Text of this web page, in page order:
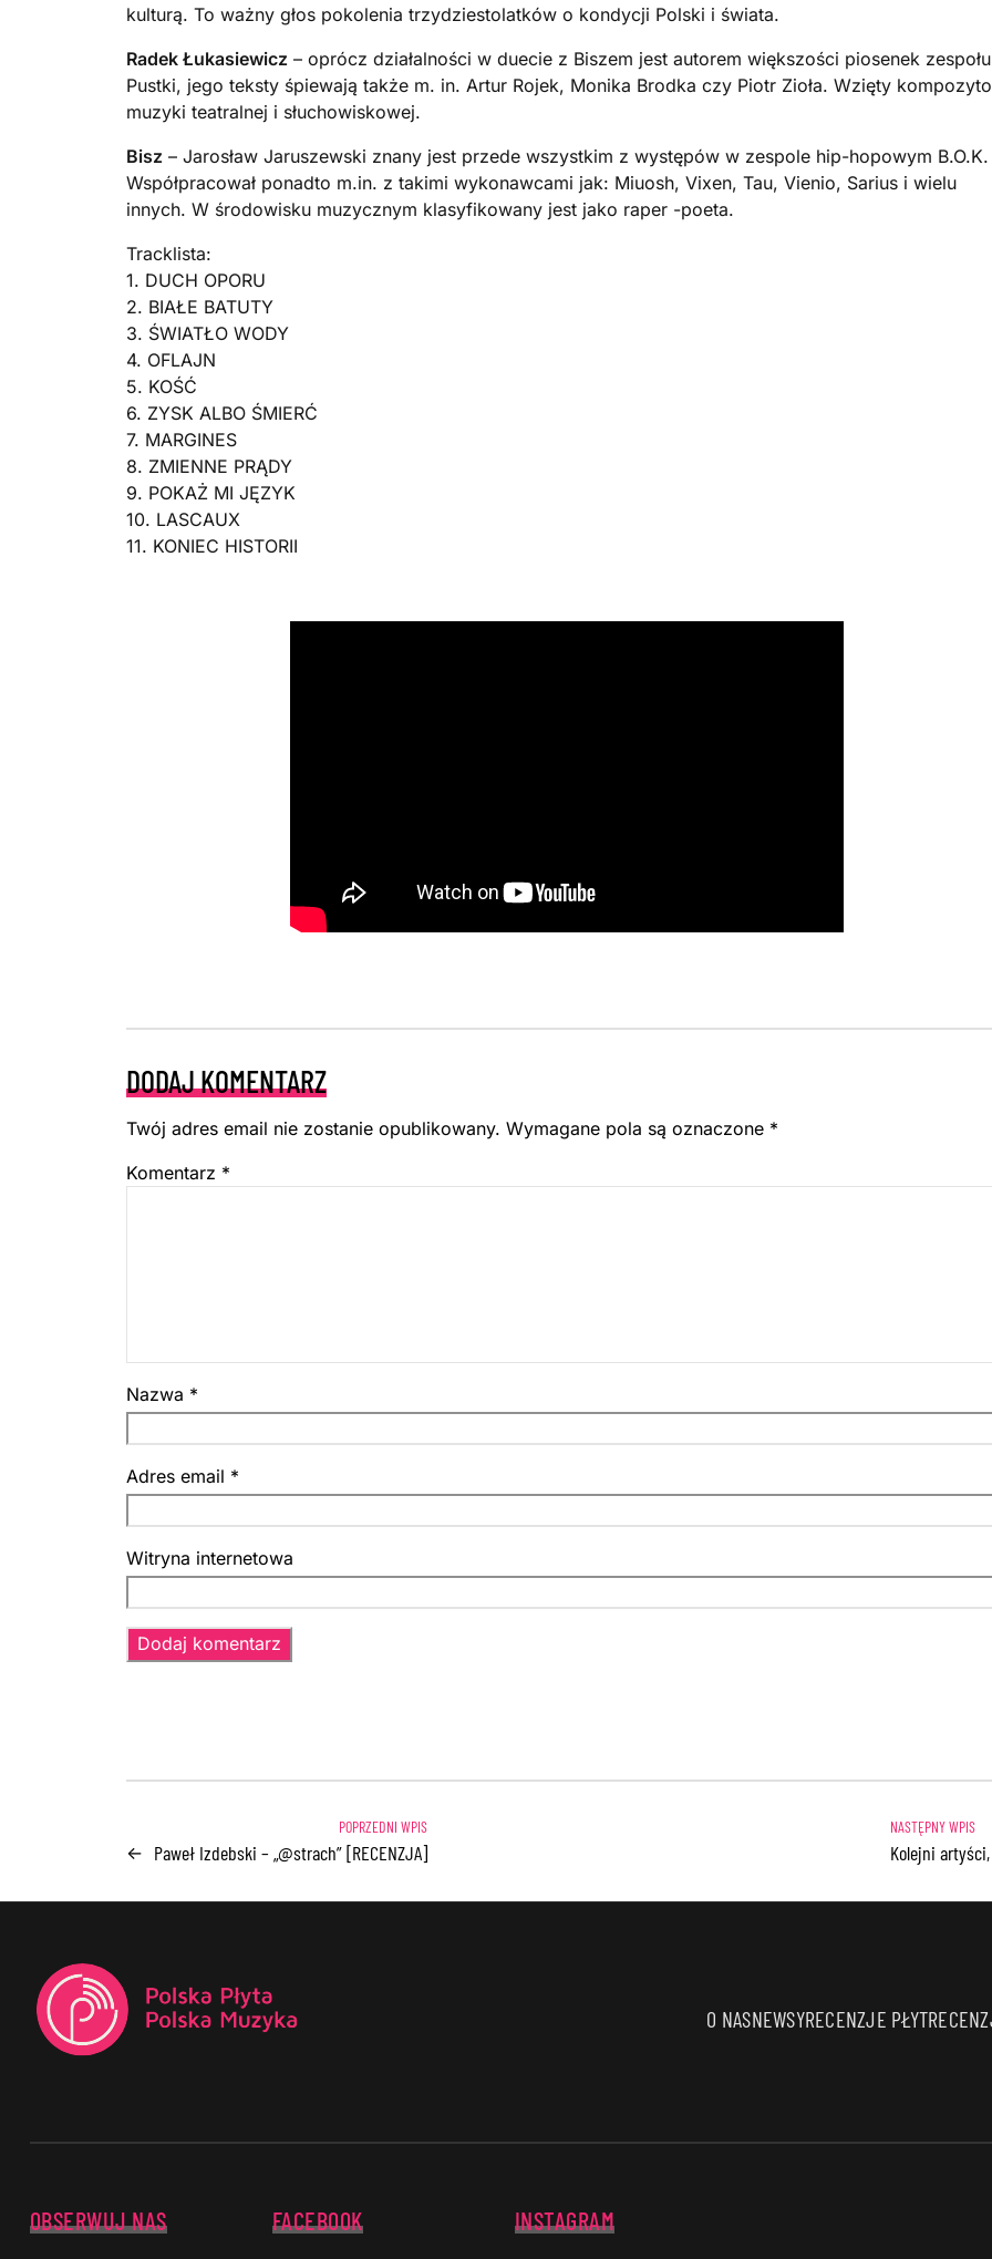
kulturą. To ważny głos pokolenia trzydziestolatków o kondycji Polski i świata.
Radek Łukasiewicz – oprócz działalności w duecie z Biszem jest autorem większości piosenek zespołu
Pustki, jego teksty śpiewają także m. in. Artur Rojek, Monika Brodka czy Piotr Zioła. Wzięty
muzyki teatralnej i słuchowiskowej.
Bisz – Jarosław Jaruszewski znany jest przede wszystkim z występów w zespole hip-hopowym B.O.K.
Współpracował ponadto m.in. z takimi wykonawcami jak: Miuosh, Vixen, Tau, Vienio, Sarius i wielu
innych. W środowisku muzycznym klasyfikowany jest jako raper -poeta.
Tracklista:
1. DUCH OPORU
2. BIAŁE BATUTY
3. ŚWIATŁO WODY
4. OFLAJN
5. KOŚĆ
6. ZYSK ALBO ŚMIERĆ
7. MARGINES
8. ZMIENNE PRĄDY
9. POKAŻ MI JĘZYK
10. LASCAUX
11. KONIEC HISTORII
DODAJ KOMENTARZ
Twój adres email nie zostanie opublikowany. Wymagane pola są oznaczone *
Komentarz *
Nazwa *
Adres email *
Witryna internetowa
← Paweł Izdebski – „@strach” [RECENZJA] Kolejni
O NASNEWSYRECENZJE PŁYT
OBSERWUJ NAS FACEBOOK INSTAGRAM